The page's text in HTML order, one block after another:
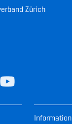
Zürich
Information